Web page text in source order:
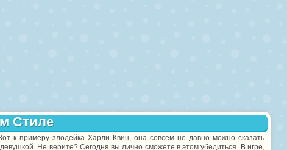
Стиле
к примеру злодейка Харли Квин, она совсем не давно можно сказать
Не верите? Сегодня вы лично сможете в этом убедиться. В игре,